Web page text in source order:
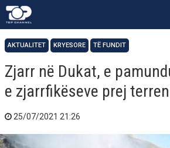
AKTUALITET KRYESORE TË FUNDIT
Zjarr në Dukat, e
e zjarrfikëseve prej
25/07/2021 21:26